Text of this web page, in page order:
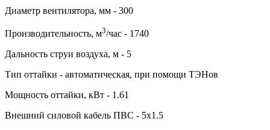
Диаметр вентилятора, мм - 300
Производительность, м3/час - 1740
Дальность струи воздуха, м - 5
Тип оттайки - автоматическая, при помощи ТЭНов
Мощность оттайки, кВт - 1.61
Внешний силовой кабель ПВС - 5х1.5